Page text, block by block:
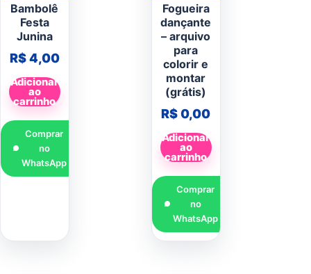
Bambolê
Festa
Junina
R$4,00
Adicionar
ao
carrinho
Comprar
no
WhatsApp
Fogueira
dançante
– arquivo
para
colorir e
montar
(grátis)
R$0,00
Adicionar
ao
carrinho
Comprar
no
WhatsApp